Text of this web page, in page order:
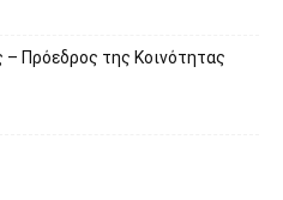
Πρόεδρος της Κοινότητας